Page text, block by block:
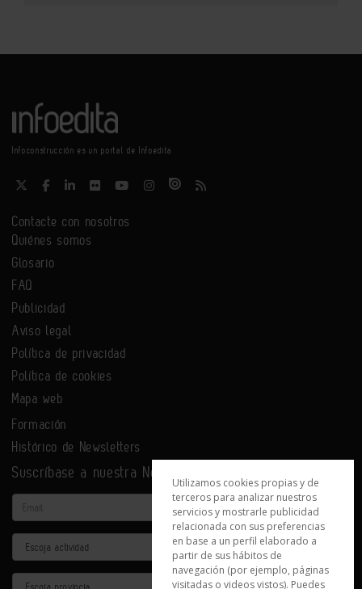
Infoconstrucción es un portal de Infoedita
Contacte con nosotros
Quiénes somos
Glosario
FAQ
Publicidad
Aviso legal
Política de privacidad
Política de cookies
Mapa web
Formación
Histórico de Newsletters
Suscríbase a nuestra Newsletter
Email
Actividad
Provincia
Utilizamos cookies propias y de
terceros para analizar nuestros
servicios y mostrarle publicidad
relacionada con sus preferencias
en base a un perfil elaborado a
partir de sus hábitos de
navegación (por ejemplo, páginas
visitadas o videos vistos). Puedes